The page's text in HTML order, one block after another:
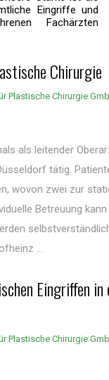
Eingriffe und
Fachärzten
Chirurgie
Plastische Chirurgie
als leitender
tätig.
wovon zwei zur
Betreuung
...
Eingriffen
Plastische Chirurgie